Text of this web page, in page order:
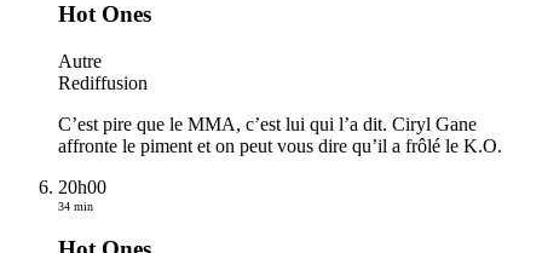
Hot Ones
Autre
Rediffusion
C’est pire que le MMA, c’est lui qui l’a dit. Ciryl Gane
affronte le piment et on peut vous dire qu’il a frôlé le K.O.
20h00
34 min